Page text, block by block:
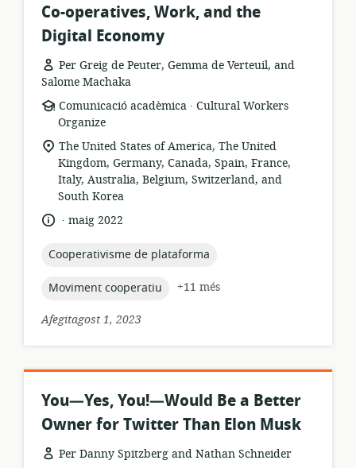
Co-operatives, Work, and the
Digital Economy
Per Greig de Peuter, Gemma de Verteuil, and
Salome Machaka
format
dels
recursos:
Comunicació acadèmica .
publicador:
Cultural Workers
Organize
ubicació
rellevant:
The United States of America, The United
Kingdom, Germany, Canada, Spain, France,
Italy, Australia, Belgium, Switzerland, and
South Korea
idioma:
.
data
publicació:
maig 2022
topic:
Cooperativisme de plataforma
topic:
Moviment cooperatiu
+11 més
Afegitagost 1, 2023
You—Yes, You!—Would Be a Better
Owner for Twitter Than Elon Musk
Per Danny Spitzberg and Nathan Schneider